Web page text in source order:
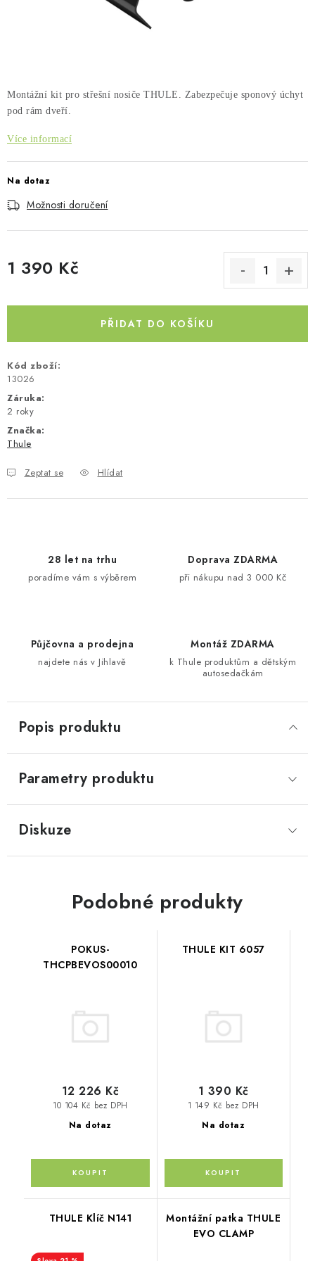
BOXY NA TAŽNÁ ZAŘÍZENÍ
OSTATNÍ NOSIČE
STŘEŠNÍ KOŠE
Obchodní podmínky
Montážní kit pro střešní nosiče THULE. Zabezpečuje sponový úchyt
pod rám dveří.
Více informací
Na dotaz
Možnosti doručení
1 390 Kč
PŘIDAT DO KOŠÍKU
Kód zboží:
13026
Záruka:
2 roky
Značka:
Thule
Zeptat se Hlídat
28 let na trhu
poradíme vám s výběrem
Doprava ZDARMA
při nákupu nad 3 000 Kč
Půjčovna a prodejna
najdete nás v Jihlavě
Montáž ZDARMA
k Thule produktům a dětským
autosedačkám
Popis produktu
Parametry produktu
Diskuze
Podobné produkty
POKUS-
THCPBEVOS00010
Na dotaz
10 104 Kč bez DPH
12 226 Kč
THULE KIT 6057
Na dotaz
1 149 Kč bez DPH
1 390 Kč
THULE Klíč N141
Montážní patka THULE
EVO CLAMP